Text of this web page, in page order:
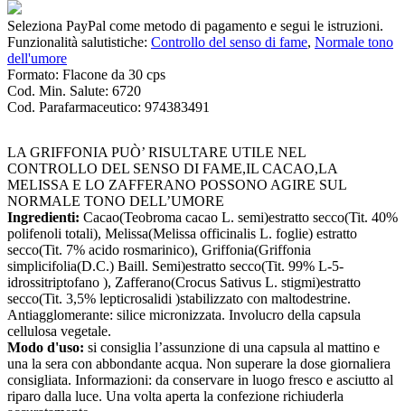
Seleziona PayPal come metodo di pagamento e segui le istruzioni.
Funzionalità salutistiche: Controllo del senso di fame, Normale tono
dell'umore
Formato: Flacone da 30 cps
Cod. Min. Salute: 6720
Cod. Parafarmaceutico: 974383491
LA GRIFFONIA PUÒ’ RISULTARE UTILE NEL
CONTROLLO DEL SENSO DI FAME,IL CACAO,LA
MELISSA E LO ZAFFERANO POSSONO AGIRE SUL
NORMALE TONO DELL’UMORE
Ingredienti: Cacao(Teobroma cacao L. semi)estratto secco(Tit. 40%
polifenoli totali), Melissa(Melissa officinalis L. foglie) estratto
secco(Tit. 7% acido rosmarinico), Griffonia(Griffonia
simplicifolia(D.C.) Baill. Semi)estratto secco(Tit. 99% L-5-
idrossitriptofano ), Zafferano(Crocus Sativus L. stigmi)estratto
secco(Tit. 3,5% lepticrosalidi )stabilizzato con maltodestrine.
Antiagglomerante: silice micronizzata. Involucro della capsula
cellulosa vegetale.
Modo d'uso: si consiglia l’assunzione di una capsula al mattino e
una la sera con abbondante acqua. Non superare la dose giornaliera
consigliata. Informazioni: da conservare in luogo fresco e asciutto al
riparo dalla luce. Una volta aperta la confezione richiuderla